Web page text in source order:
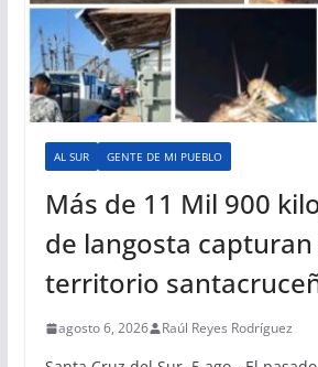
AL SUR GENTE DE MI PUEBLO
Más de 11 Mil 900
de langosta capturan
territorio
agosto 6, 2026 Raúl Reyes Rodríguez